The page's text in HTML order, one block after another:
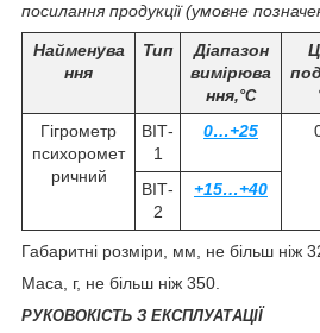
посилання продукції (умовне
Найменува
ння
Тип
Діапазон
вимірюва
ння,°С
Гігрометр
психоромет
ричний
ВІТ-
1
0…+25
ВІТ-
2
+15…+40
Габаритні розміри, мм, не більш ніж
Маса, г, не більш ніж 350.
РУКОВОКІСТЬ З ЕКСПЛУАТАЦІЇ